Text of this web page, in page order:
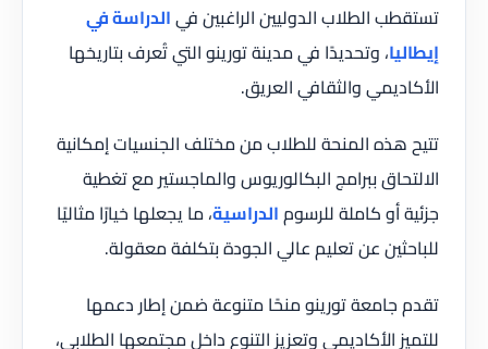
تستقطب الطلاب الدوليين الراغبين فيالدراسة في
إيطاليا، وتحديدًا في مدينة تورينو التي تُعرف بتاريخها
الأكاديمي والثقافي العريق.
تتيح هذه المنحة للطلاب من مختلف الجنسيات إمكانية
الالتحاق ببرامج البكالوريوس والماجستير مع تغطية
جزئية أو كاملة للرسومالدراسية، ما يجعلها خيارًا مثاليًا
للباحثين عن تعليم عالي الجودة بتكلفة معقولة.
تقدم جامعة تورينو منحًا متنوعة ضمن إطار دعمها
للتميز الأكاديمي وتعزيز التنوع داخل مجتمعها الطلابي،